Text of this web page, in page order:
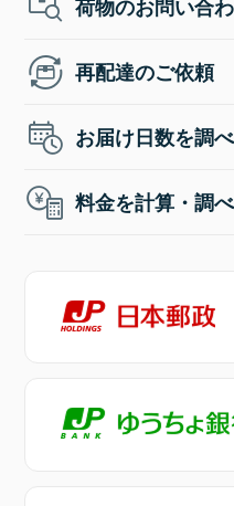
荷物のお問い合
再配達のご依頼
お届け日数を調
料金を計算・調